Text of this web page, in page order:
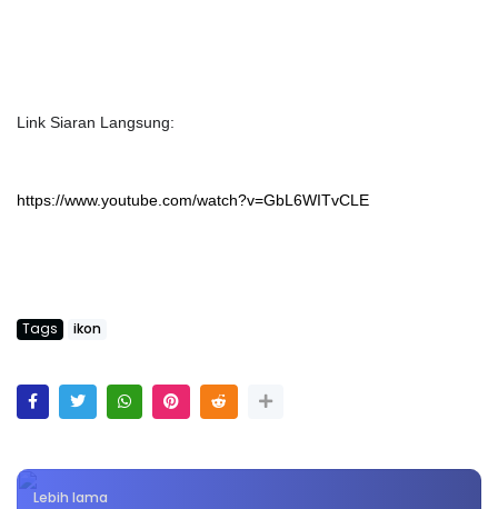
Link Siaran Langsung:
https://www.youtube.com/watch?v=GbL6WITvCLE
Tags ikon
Lebih lama